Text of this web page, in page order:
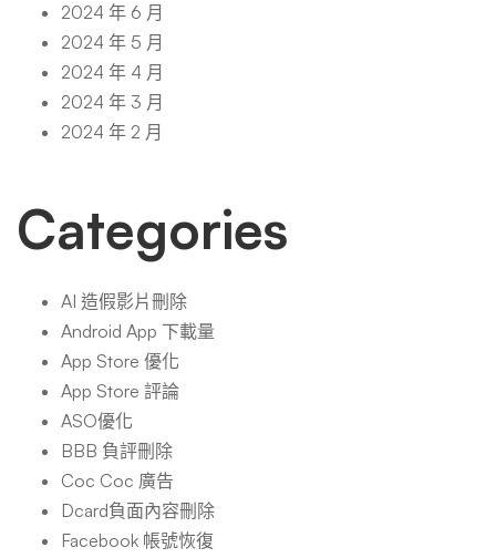
2024 年 6 月
2024 年 5 月
2024 年 4 月
2024 年 3 月
2024 年 2 月
Categories
AI 造假影片刪除
Android App 下載量
App Store 優化
App Store 評論
ASO優化
BBB 負評刪除
Coc Coc 廣告
Dcard負面內容刪除
Facebook 帳號恢復